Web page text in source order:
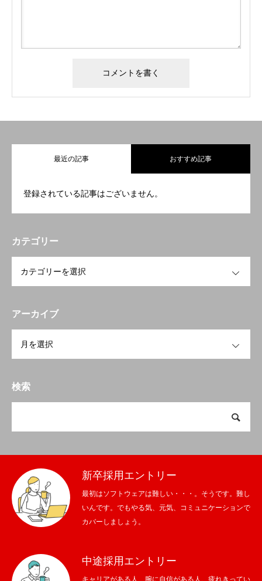
最近の記事 おすすめ記事
登録されている記事はございません。
カテゴリー
アーカイブ
検索
新卒採用エントリー
最初はソフトウェアは難しい・・・。そうです。難し
いんです。でもやる気、元気、コミュニケーションで
カバーしましょう。
中途採用エントリー
キャリアがある人、腕に自信がある人、疲れきってい